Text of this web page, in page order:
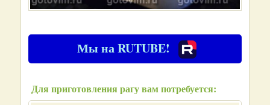
Мы на RUTUBE!
Для приготовления рагу вам потребуется: